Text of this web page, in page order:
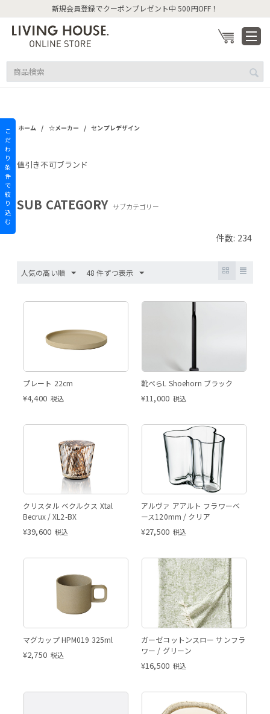
新規会員登録でクーポンプレゼント中 500円OFF！
ホーム / ☆メーカー / センプレデザイン
値引き不可ブランド
SUB CATEGORY サブカテゴリー
こ
だ
わ
り
条
件
で
絞
り
込
む
件数: 234
人気の高い順 48 件ずつ表示
プレート 22cm
¥4,400 税込
靴べらL Shoehorn ブラック
¥11,000 税込
クリスタル ベクルクス Xtal
Becrux / XL2-BX
¥39,600 税込
アルヴァ アアルト フラワーベ
ース120mm / クリア
¥27,500 税込
マグカップ HPM019 325ml
¥2,750 税込
ガーゼコットンスロー サンフラ
ワー / グリーン
¥16,500 税込